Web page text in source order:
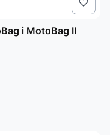
i MotoBag II